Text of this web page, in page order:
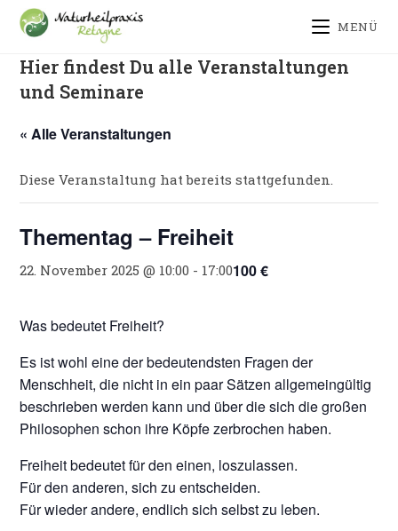
springen
Zum
Inhalt
MENÜ
Hier findest Du alle Veranstaltungen
und Seminare
« Alle Veranstaltungen
Diese Veranstaltung hat bereits stattgefunden.
Thementag – Freiheit
22. November 2025 @ 10:00 - 17:00100 €
Was bedeutet Freiheit?
Es ist wohl eine der bedeutendsten Fragen der
Menschheit, die nicht in ein paar Sätzen allgemeingültig
beschrieben werden kann und über die sich die großen
Philosophen schon ihre Köpfe zerbrochen haben.
Freiheit bedeutet für den einen, loszulassen.
Für den anderen, sich zu entscheiden.
Für wieder andere, endlich sich selbst zu leben.